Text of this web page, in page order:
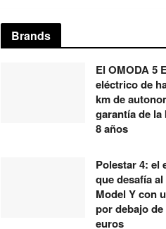
Brands
El OMODA 5
eléctrico de
km de
garantía de la
8 años
Polestar 4: el
que desafía al
Model Y con
por debajo de
euros